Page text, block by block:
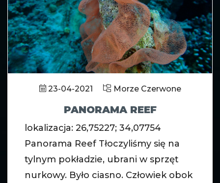
23-04-2021 Morze Czerwone
PANORAMA REEF
lokalizacja: 26,75227; 34,07754
Panorama Reef Tłoczyliśmy się na
tylnym pokładzie, ubrani w sprzęt
nurkowy. Było ciasno. Człowiek obok